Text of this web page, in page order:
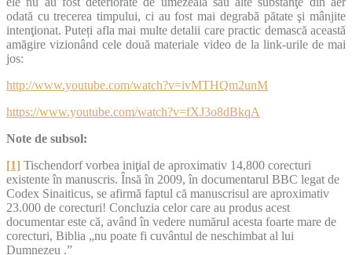
odată cu trecerea timpului, ci au fost mai degrabă pătate şi mânjite
intenţionat. Puteți afla mai multe detalii care practic demască această
amăgire vizionând cele două materiale video de la link-urile de mai
jos:
http://www.youtube.com/watch?v=ivMTHQm2unM
https://www.youtube.com/watch?v=fXJ3o8dBkqA
Note de subsol:
[1] Tischendorf vorbea iniţial de aproximativ 14,800 corecturi
existente în manuscris. Însă în 2009, în documentarul BBC legat de
Codex Sinaiticus, se afirmă faptul că manuscrisul are aproximativ
23.000 de corecturi! Concluzia celor care au produs acest
documentar este că, având în vedere numărul acesta foarte mare de
corecturi, Biblia „nu poate fi cuvântul de neschimbat al lui
Dumnezeu .”